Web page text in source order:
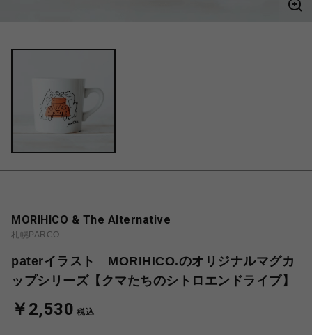
MORIHICO & The Alternative
札幌PARCO
paterイラスト MORIHICO.のオリジナルマグカ
ップシリーズ【クマたちのシトロエンドライブ】
￥2,530 税込